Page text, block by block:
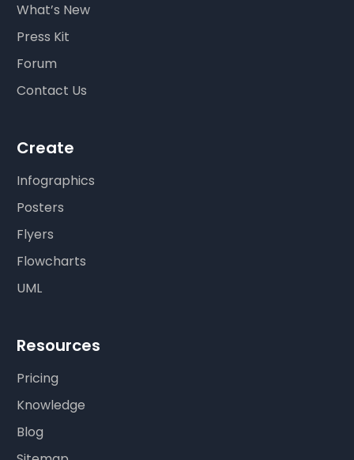
What’s New
Press Kit
Forum
Contact Us
Create
Infographics
Posters
Flyers
Flowcharts
UML
Resources
Pricing
Knowledge
Blog